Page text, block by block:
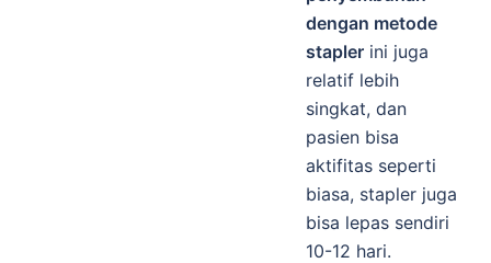
dengan metode
stapler ini juga
relatif lebih
singkat, dan
pasien bisa
aktifitas seperti
biasa, stapler juga
bisa lepas sendiri
10-12 hari.